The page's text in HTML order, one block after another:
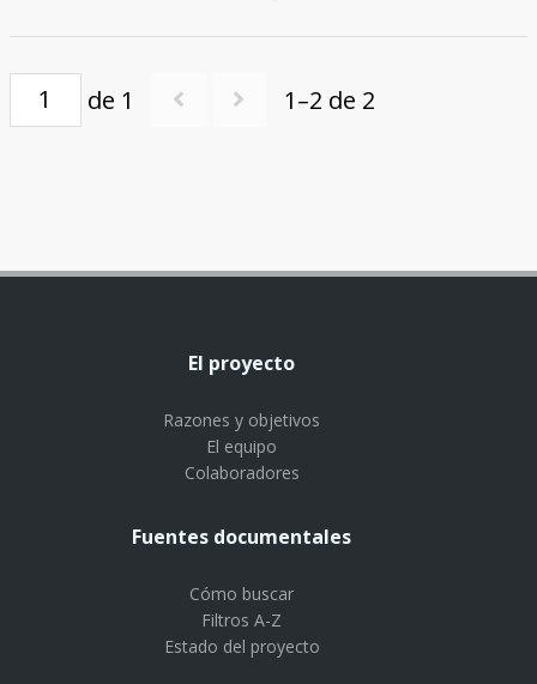
de 1 1–2 de 2
El proyecto
Razones y objetivos
El equipo
Colaboradores
Fuentes documentales
Cómo buscar
Filtros A-Z
Estado del proyecto